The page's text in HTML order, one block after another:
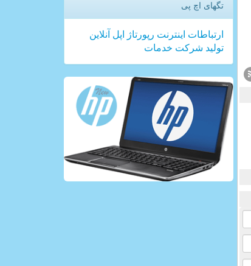
تگهای اچ پی
ارتباطات اینترنت رپورتاژ اپل آنلاین
تولید شركت خدمات